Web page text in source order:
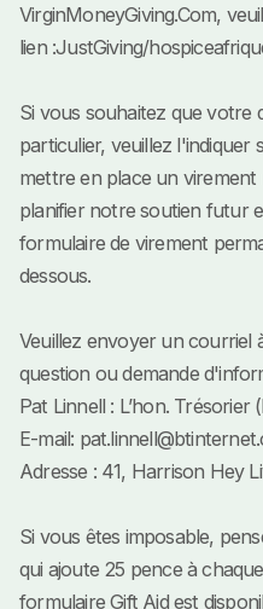
VirginMoneyGiving.Com,
lien :JustGiving/
Si vous souhaitez que votre
particulier, veuillez l'indiquer
mettre en place un virement
planifier notre soutien futur
formulaire de virement
dessous.
Veuillez envoyer un courriel
question ou demande
Pat Linnell : L’hon. Trésorier
E-mail:
Adresse : 41, Harrison Hey
Si vous êtes imposable,
qui ajoute 25 pence à
formulaire Gift Aid est